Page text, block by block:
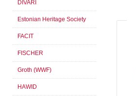
DIVARI
Estonian Heritage Society
FACIT
FISCHER
Groth (WWF)
HAWID